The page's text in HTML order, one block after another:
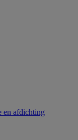
en afdichting